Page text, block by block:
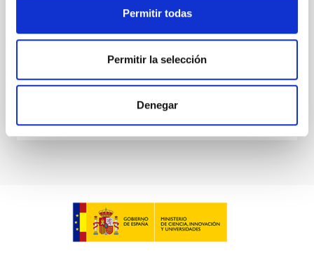
Permitir todas
Permitir la selección
Denegar
Fecha de publicación: 6 2026
BIBCODE 2026ASTCS..1100130W